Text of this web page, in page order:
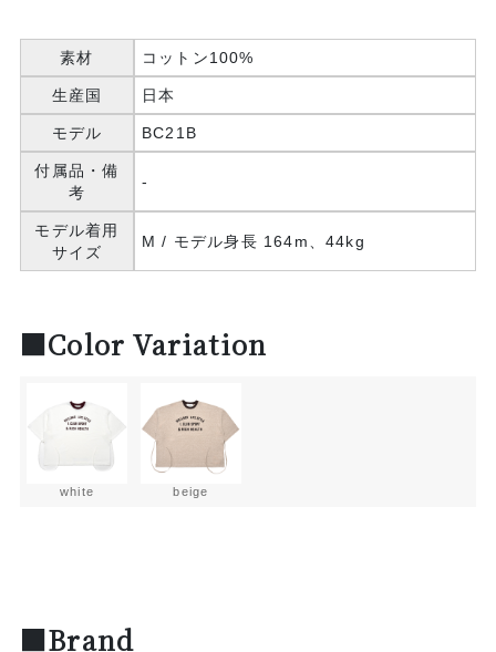
素材 コットン100%
生産国 日本
モデル BC21B
付属品・備
考
-
モデル着用
サイズ
M / モデル身長 164m、44kg
■Color Variation
white beige
■Brand